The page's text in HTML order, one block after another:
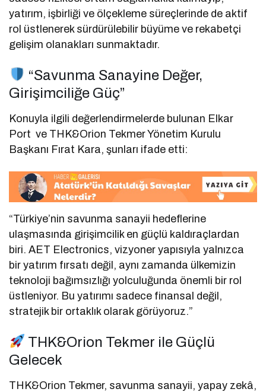
yatırım, işbirliği ve ölçekleme süreçlerinde de aktif
rol üstlenerek sürdürülebilir büyüme ve rekabetçi
gelişim olanakları sunmaktadır.
“Savunma Sanayine Değer,
Girişimciliğe Güç”
Konuyla ilgili değerlendirmelerde bulunan Elkar
Port ve THK&Orion Tekmer Yönetim Kurulu
Başkanı Fırat Kara, şunları ifade etti:
“Türkiye’nin savunma sanayii hedeflerine
ulaşmasında girişimcilik en güçlü kaldıraçlardan
biri. AET Electronics, vizyoner yapısıyla yalnızca
bir yatırım fırsatı değil, aynı zamanda ülkemizin
teknoloji bağımsızlığı yolculuğunda önemli bir rol
üstleniyor. Bu yatırımı sadece finansal değil,
stratejik bir ortaklık olarak görüyoruz.”
THK&Orion Tekmer ile Güçlü
Gelecek
THK&Orion Tekmer, savunma sanayii, yapay zekâ,